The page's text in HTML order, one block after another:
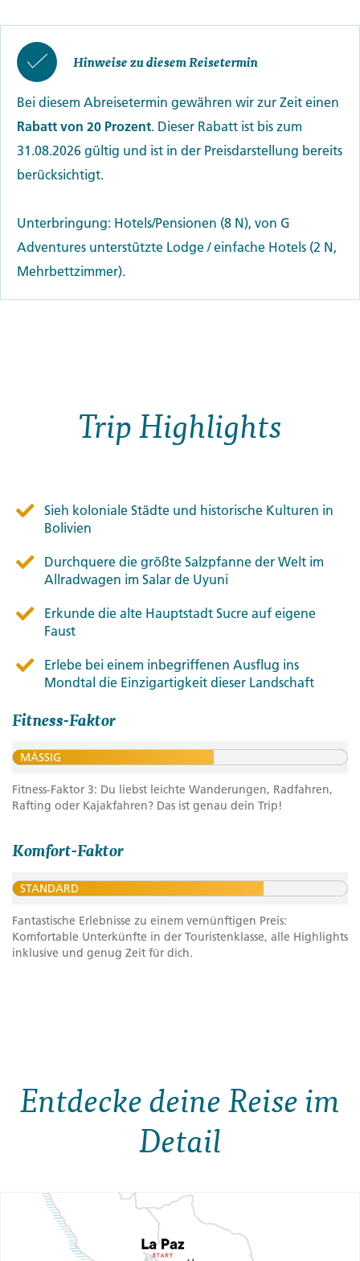
Hinweise zu diesem Reisetermin
Bei diesem Abreisetermin gewähren wir zur Zeit einen
Rabatt von 20 Prozent. Dieser Rabatt ist bis zum
31.08.2026 gültig und ist in der Preisdarstellung bereits
berücksichtigt.
Unterbringung: Hotels/Pensionen (8 N), von G
Adventures unterstützte Lodge / einfache Hotels (2 N,
Mehrbettzimmer).
Trip Highlights
Sieh koloniale Städte und historische Kulturen in
Bolivien
Durchquere die größte Salzpfanne der Welt im
Allradwagen im Salar de Uyuni
Erkunde die alte Hauptstadt Sucre auf eigene
Faust
Erlebe bei einem inbegriffenen Ausflug ins
Mondtal die Einzigartigkeit dieser Landschaft
Fitness-Faktor
MÄSSIG
Fitness-Faktor 3: Du liebst leichte Wanderungen, Radfahren,
Rafting oder Kajakfahren? Das ist genau dein Trip!
Komfort-Faktor
STANDARD
Fantastische Erlebnisse zu einem vernünftigen Preis:
Komfortable Unterkünfte in der Touristenklasse, alle Highlights
inklusive und genug Zeit für dich.
Entdecke deine Reise im
Detail